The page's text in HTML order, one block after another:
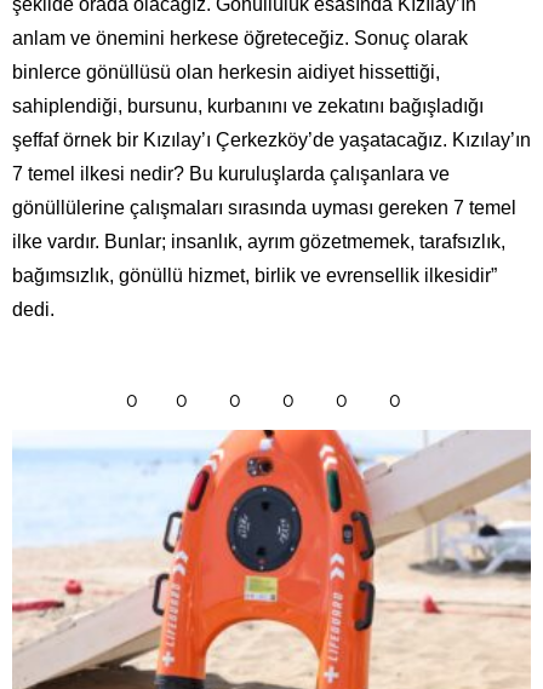
anlam ve önemini herkese öğreteceğiz. Sonuç olarak
binlerce gönüllüsü olan herkesin aidiyet hissettiği,
sahiplendiği, bursunu, kurbanını ve zekatını bağışladığı
şeffaf örnek bir Kızılay’ı Çerkezköy’de yaşatacağız. Kızılay’ın
7 temel ilkesi nedir? Bu kuruluşlarda çalışanlara ve
gönüllülerine çalışmaları sırasında uyması gereken 7 temel
ilke vardır. Bunlar; insanlık, ayrım gözetmemek, tarafsızlık,
bağımsızlık, gönüllü hizmet, birlik ve evrensellik ilkesidir”
dedi.
0 0 0 0 0 0